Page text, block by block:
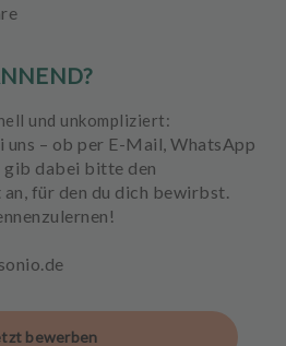
und unkompliziert:
uns – ob per E-Mail, WhatsApp
gib dabei bitte den
an, für den du dich bewirbst.
bewerben